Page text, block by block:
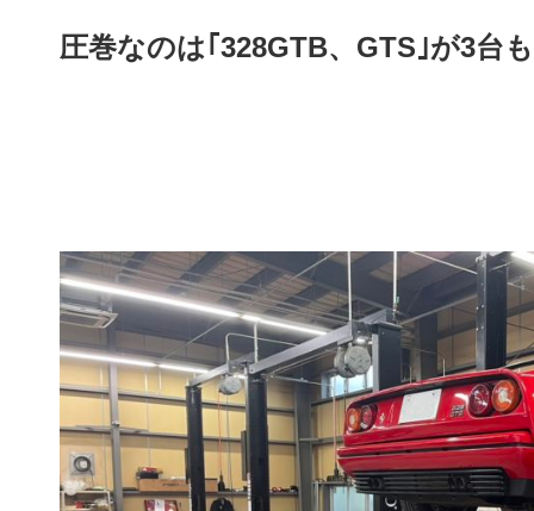
圧巻なのは｢328GTB、GTS｣が3台